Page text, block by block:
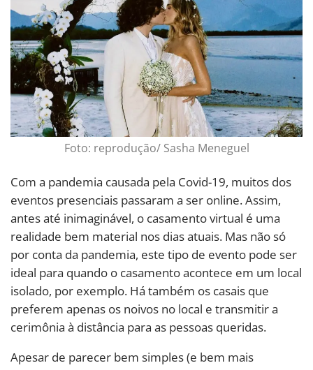
Foto: reprodução/ Sasha Meneguel
Com a pandemia causada pela Covid-19, muitos dos
eventos presenciais passaram a ser online. Assim,
antes até inimaginável, o casamento virtual é uma
realidade bem material nos dias atuais. Mas não só
por conta da pandemia, este tipo de evento pode ser
ideal para quando o casamento acontece em um local
isolado, por exemplo. Há também os casais que
preferem apenas os noivos no local e transmitir a
cerimônia à distância para as pessoas queridas.
Apesar de parecer bem simples (e bem mais